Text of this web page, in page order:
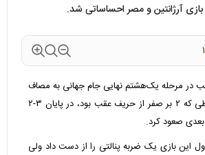
آرژانتین و مصر احساساتی شد.
در مرحله یک‌هشتم نهایی جام جهانی به مصاف
مصر رفت و در شرایطی که ۲ بر صفر از حریف عقب بود، در پایان ۳-۲
صعود کرد.
این بازی یک ضربه پنالتی را از دست داد ولی